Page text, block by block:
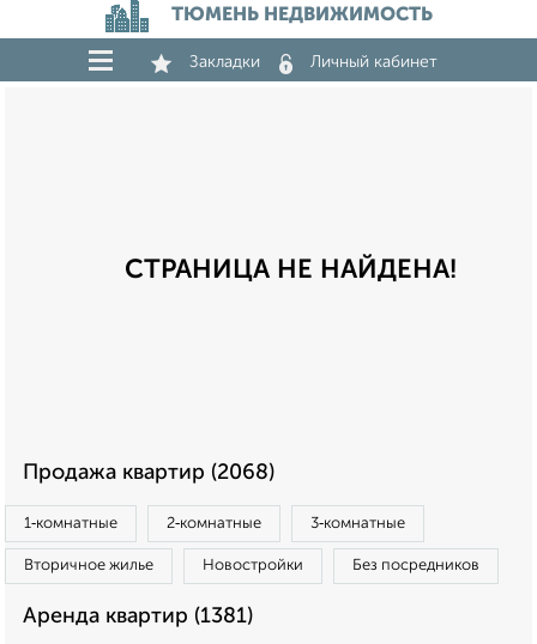
ТЮМЕНЬ НЕДВИЖИМОСТЬ
Закладки Личный кабинет
СТРАНИЦА НЕ НАЙДЕНА!
Продажа квартир (2068)
1‑комнатные 2‑комнатные 3‑комнатные
Вторичное жилье Новостройки Без посредников
Аренда квартир (1381)